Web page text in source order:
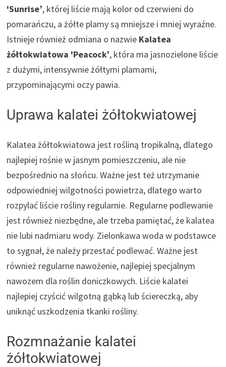
'Sunrise’, której liście mają kolor od czerwieni do
pomarańczu, a żółte plamy są mniejsze i mniej wyraźne.
Istnieje również odmiana o nazwie Kalatea
żółtokwiatowa 'Peacock’, która ma jasnozielone liście
z dużymi, intensywnie żółtymi plamami,
przypominającymi oczy pawia.
Uprawa kalatei żółtokwiatowej
Kalatea żółtokwiatowa jest rośliną tropikalną, dlatego
najlepiej rośnie w jasnym pomieszczeniu, ale nie
bezpośrednio na słońcu. Ważne jest też utrzymanie
odpowiedniej wilgotności powietrza, dlatego warto
rozpylać liście rośliny regularnie. Regularne podlewanie
jest również niezbędne, ale trzeba pamiętać, że kalatea
nie lubi nadmiaru wody. Zielonkawa woda w podstawce
to sygnał, że należy przestać podlewać. Ważne jest
również regularne nawożenie, najlepiej specjalnym
nawozem dla roślin doniczkowych. Liście kalatei
najlepiej czyścić wilgotną gąbką lub ściereczką, aby
uniknąć uszkodzenia tkanki rośliny.
Rozmnażanie kalatei
żółtokwiatowej